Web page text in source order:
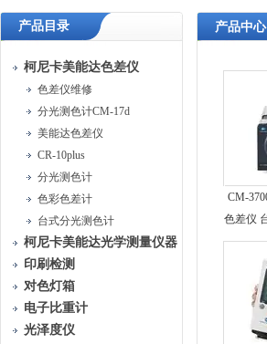
产品目录
柯尼卡美能达色差仪
色差仪维修
分光测色计CM-17d
美能达色差仪
CR-10plus
分光测色计
色彩色差计
台式分光测色计
柯尼卡美能达光学测量仪器
印刷检测
对色灯箱
电子比重计
光泽度仪
产品中心
CM-
色差仪